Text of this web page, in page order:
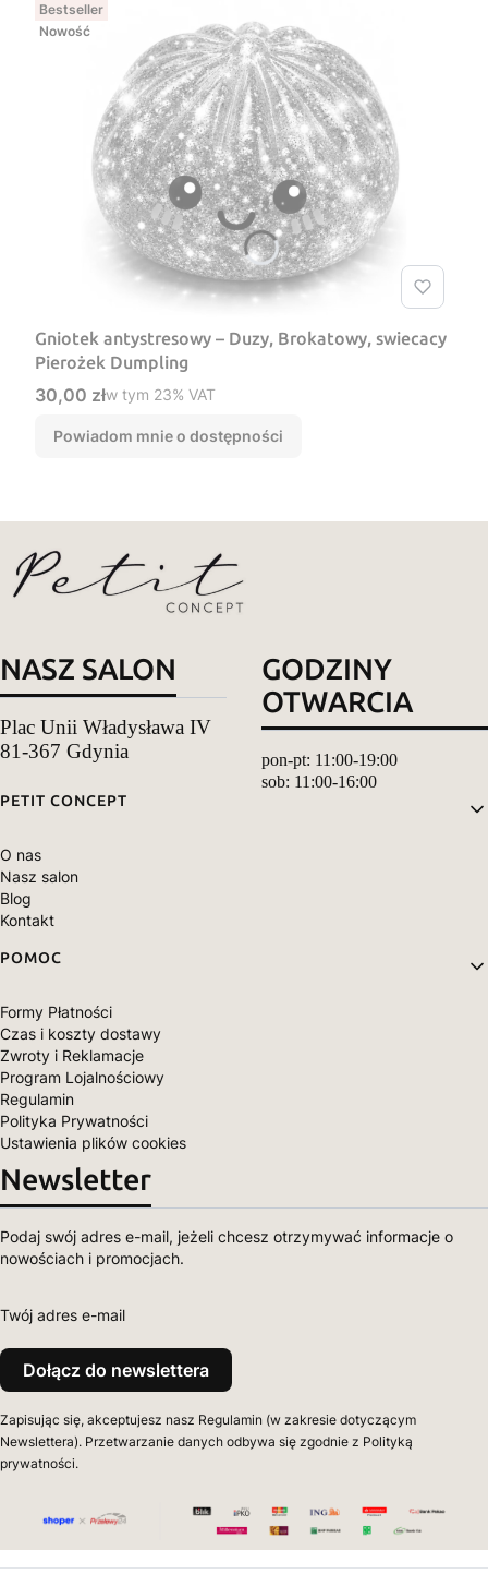
Bestseller
Nowość
Gniotek antystresowy – Duzy, Brokatowy, swiecacy
Pierożek Dumpling
Cena brutto
30,00 złw tym %s VAT
w tym 23% VAT
Powiadom mnie o dostępności
NASZ SALON
Plac Unii Władysława IV
81-367 Gdynia
GODZINY
OTWARCIA
pon-pt: 11:00-19:00
sob: 11:00-16:00
Linki w stopce
PETIT CONCEPT
O nas
Nasz salon
Blog
Kontakt
POMOC
Formy Płatności
Czas i koszty dostawy
Zwroty i Reklamacje
Program Lojalnościowy
Regulamin
Polityka Prywatności
Ustawienia plików cookies
Newsletter
Podaj swój adres e-mail, jeżeli chcesz otrzymywać informacje o
nowościach i promocjach.
Twój adres e-mail
Dołącz do newslettera
Zapisując się, akceptujesz nasz Regulamin (w zakresie dotyczącym
Newslettera). Przetwarzanie danych odbywa się zgodnie z Polityką
prywatności.